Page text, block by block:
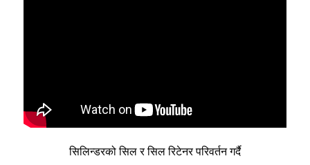
सिलिन्डरको सिल र सिल रिटेनर परिवर्तन गर्दै